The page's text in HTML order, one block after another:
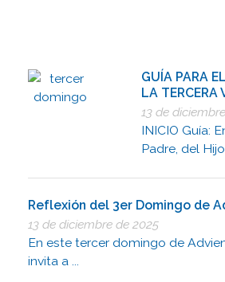
GUÍA PARA
LA TERCERA
13 de
INICIO Guía:
Padre, del
Reflexión del 3er Domingo de
13 de diciembre de 2025
En este tercer domingo de
invita a ...